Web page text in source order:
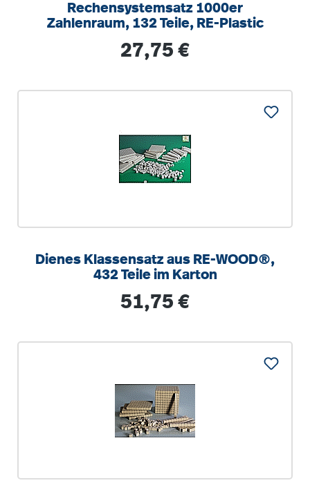
Rechensystemsatz 1000er
Zahlenraum, 132 Teile, RE-Plastic
Regulärer Preis:
27,75 €
Dienes Klassensatz aus RE-WOOD®,
432 Teile im Karton
Regulärer Preis:
51,75 €